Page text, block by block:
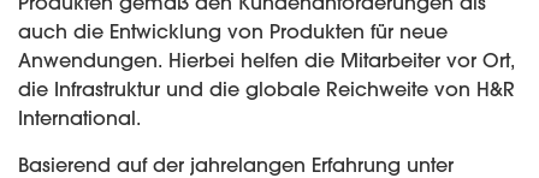
auch die Entwicklung von Produkten für neue
Anwendungen. Hierbei helfen die Mitarbeiter vor Ort,
die Infrastruktur und die globale Reichweite von H&R
International.
Basierend auf der jahrelangen Erfahrung unter